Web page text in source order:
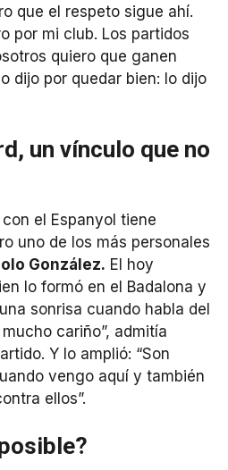
que el respeto sigue ahí.
por mi club. Los partidos
quiero que ganen
dijo por quedar bien: lo dijo
un vínculo que no
con el Espanyol tiene
uno de los más personales
González. El hoy
lo formó en el Badalona y
sonrisa cuando habla del
mucho cariño”, admitía
Y lo amplió: “Son
vengo aquí y también
ellos”.